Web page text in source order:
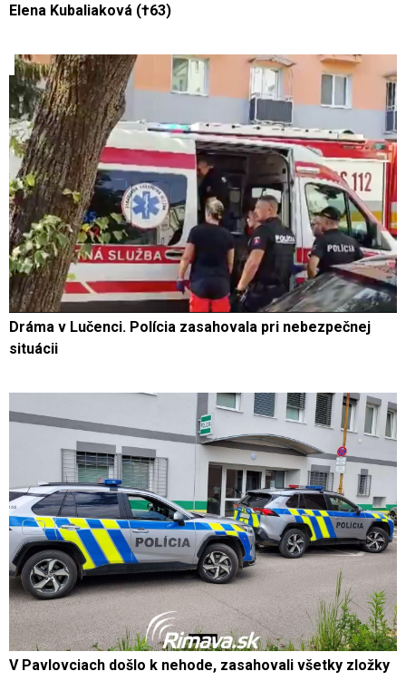
Elena Kubaliaková (†63)
Dráma v Lučenci. Polícia zasahovala pri nebezpečnej
situácii
V Pavlovciach došlo k nehode, zasahovali všetky zložky